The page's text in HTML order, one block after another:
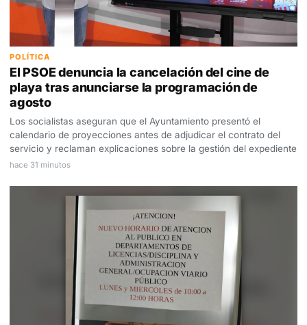
POLÍTICA
El PSOE denuncia la cancelación del cine de
playa tras anunciarse la programación de
agosto
Los socialistas aseguran que el Ayuntamiento presentó el
calendario de proyecciones antes de adjudicar el contrato del
servicio y reclaman explicaciones sobre la gestión del expediente
hace 31 minutos